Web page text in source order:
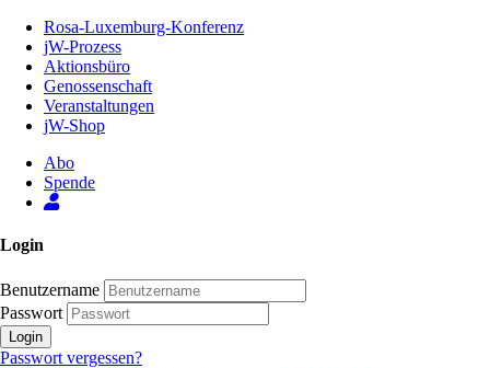
Inhalt
Seite
Rosa-Luxemburg-Konferenz
jW-Prozess
Aktionsbüro
Genossenschaft
Veranstaltungen
jW-Shop
Abo
Spende
Login
Benutzername
Passwort
Login
Passwort vergessen?